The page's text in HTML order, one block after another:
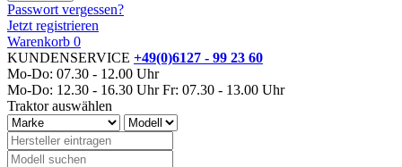
Passwort vergessen?
Jetzt registrieren
Warenkorb 0
KUNDENSERVICE +49(0)6127 - 99 23 60
Mo-Do: 07.30 - 12.00 Uhr
Mo-Do: 12.30 - 16.30 Uhr Fr: 07.30 - 13.00 Uhr
Traktor auswählen